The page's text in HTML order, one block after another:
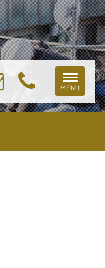
Toggle
MENU